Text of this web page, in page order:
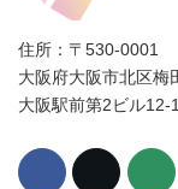
住所：〒530-0001
大阪府大阪市北区梅
大阪駅前第2ビル12-